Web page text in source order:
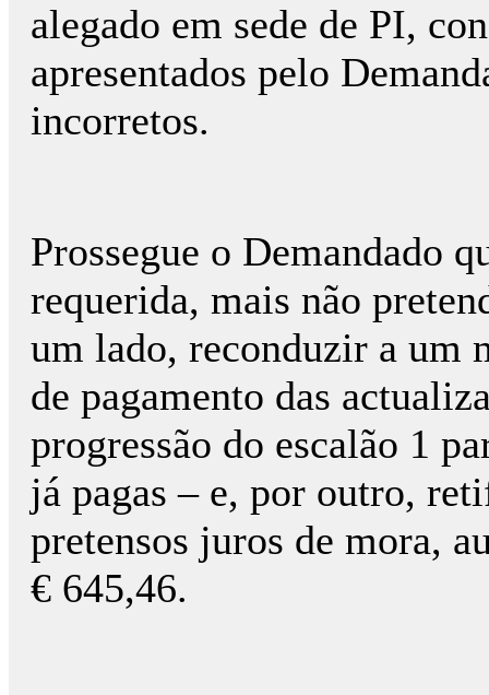
alegado em sede de PI,
apresentados pelo
incorretos.
Prossegue o Demandado
requerida, mais não
um lado, reconduzir a um
de pagamento das
progressão do escalão 1
já pagas – e, por outro,
pretensos juros de mora,
€ 645,46.